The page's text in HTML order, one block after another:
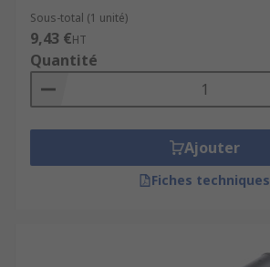
Sous-total (1 unité)
9,43 €HT
Quantité
Ajouter
Fiches techniques